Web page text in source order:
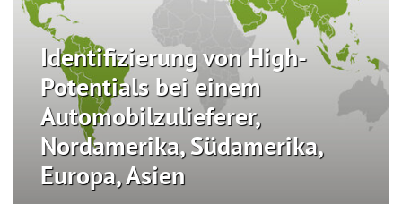
Identifizierung von High-
Potentials bei einem
Automobilzulieferer,
Nordamerika, Südamerika,
Europa, Asien